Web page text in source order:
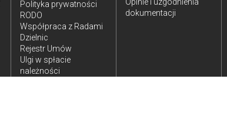
Polityka prywatności
RODO
Współpraca z Radami
Dzielnic
Rejestr Umów
Ulgi w spłacie
należności
dokumentacji